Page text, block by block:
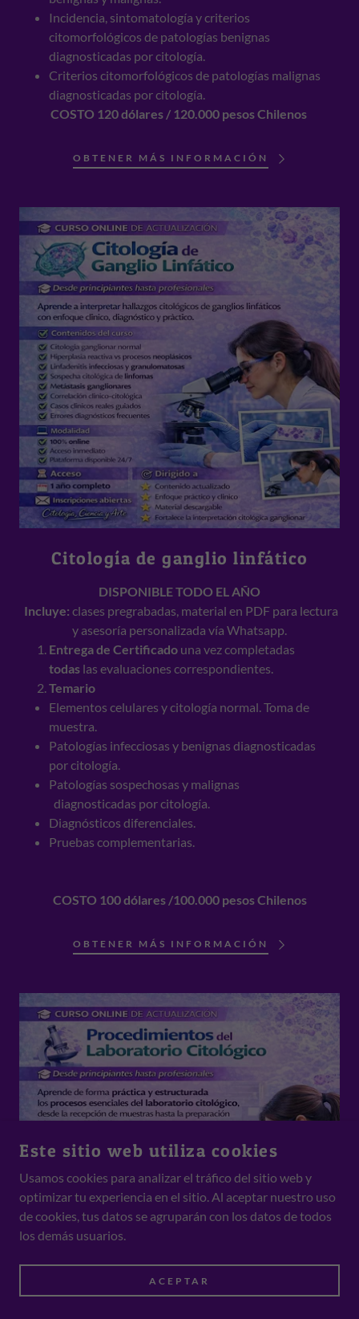
Incidencia, sintomatología y criterios
citomorfológicos de patologías benignas
diagnosticadas por citología.
Criterios citomorfológicos de patologías malignas
diagnosticadas por citología.
COSTO 120 dólares / 120.000 pesos Chilenos
OBTENER MÁS INFORMACIÓN
Citología de ganglio linfático
DISPONIBLE TODO EL AÑO
Incluye: clases pregrabadas, material en PDF para lectura
y asesoría personalizada vía Whatsapp.
Entrega de Certificadouna vez completadas
todaslas evaluaciones correspondientes.​
Temario
Elementos celulares y citología normal. Toma de
muestra.
Patologías infecciosas y benignas diagnosticadas
por citología.
Patologías sospechosas y malignas
diagnosticadas por citología.
Diagnósticos diferenciales.
Pruebas complementarias.
COSTO 100 dólares /100.000 pesos Chilenos
OBTENER MÁS INFORMACIÓN
Este sitio web utiliza cookies
Usamos cookies para analizar el tráfico del sitio web y
optimizar tu experiencia en el sitio. Al aceptar nuestro uso
de cookies, tus datos se agruparán con los datos de todos
los demás usuarios.
ACEPTAR